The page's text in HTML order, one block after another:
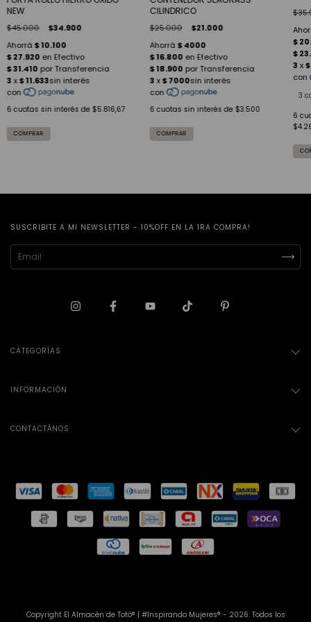
NEW
$45.000 $34.900
6 cuotas sin interés de $5.816,67
CILINDRICO
$25.000 $21.000
6 cuotas sin interés de $3.500
COMPRAR
3
6
SUSCRIBITE A MI NEWSLETTER - 10%OFF EN LA 1RA COMPRA!
CATEGORÍAS
INFORMACIÓN
CONTACTÁNOS
Copyright El Almacén de Totó® | #Inspirando Mujeres® - 2026. Todos los